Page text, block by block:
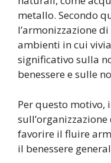
metallo. Secondo
l’armonizzazione
ambienti in cui
significativo sulla
benessere e sulle
Per questo motivo,
favorire il fluire
il benessere